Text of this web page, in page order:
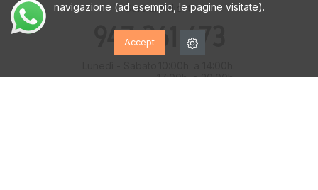
navigazione (ad esempio, le pagine visitate).
Accept
Servizio clienti
947 261 673
17:00h. a 20:00h.